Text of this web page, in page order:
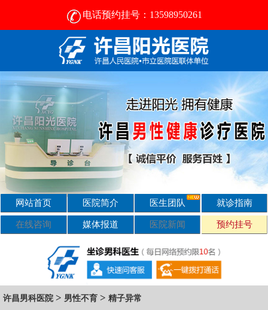
电话预约挂号：13598950261
许昌比较好的男性医院-2024正规男科医院排名-许昌阳光医院
网站首页 医院简介 医生团队 就诊指南
在线咨询 媒体报道 医院新闻 预约挂号
许昌男科医院 > 男性不育 > 精子异常